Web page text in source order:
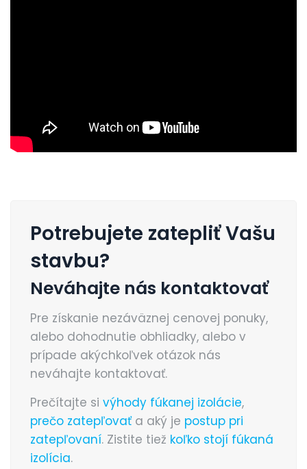
Potrebujete zatepliť Vašu
stavbu?
Neváhajte nás kontaktovať
Pre získanie nezáväznej cenovej ponuky,
alebo dohodnutie obhliadky, alebo v
prípade akýchkoľvek otázok nás
neváhajte kontaktovať.
Prečítajte si výhody fúkanej izolácie,
prečo zatepľovaťa aký je postup pri
zatepľovaní. Zistite tiež koľko stojí fúkaná
izolícia.